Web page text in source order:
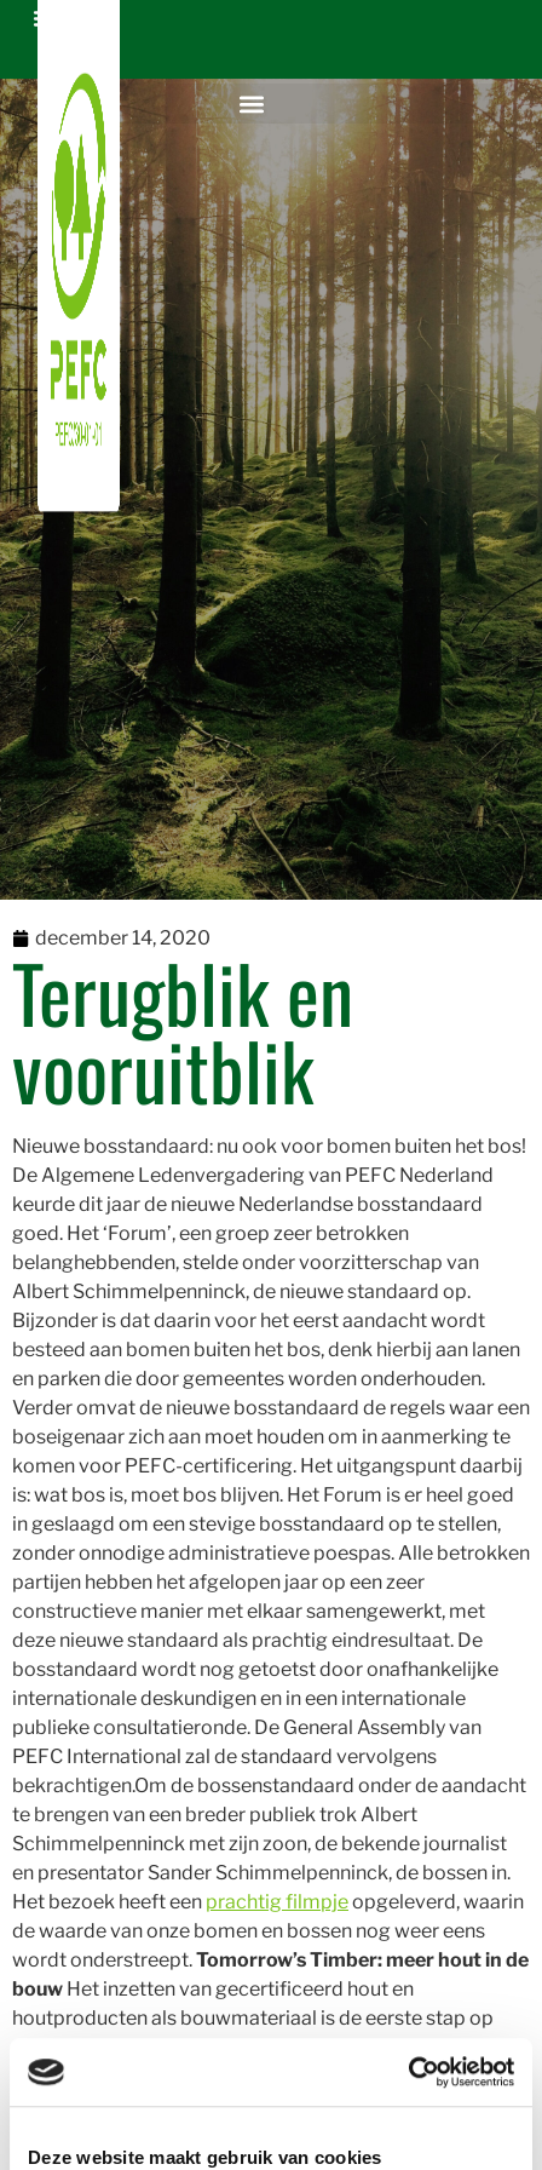
Deze website maakt gebruik van cookies
december 14, 2020
Terugblik en
vooruitblik
Nieuwe bosstandaard: nu ook voor bomen buiten het bos!
De Algemene Ledenvergadering van PEFC Nederland
keurde dit jaar de nieuwe Nederlandse bosstandaard
goed. Het ‘Forum’, een groep zeer betrokken
belanghebbenden, stelde onder voorzitterschap van
Albert Schimmelpenninck, de nieuwe standaard op.
Bijzonder is dat daarin voor het eerst aandacht wordt
besteed aan bomen buiten het bos, denk hierbij aan lanen
en parken die door gemeentes worden onderhouden.
Verder omvat de nieuwe bosstandaard de regels waar een
boseigenaar zich aan moet houden om in aanmerking te
komen voor PEFC-certificering. Het uitgangspunt daarbij
is: wat bos is, moet bos blijven. Het Forum is er heel goed
in geslaagd om een stevige bosstandaard op te stellen,
zonder onnodige administratieve poespas. Alle betrokken
partijen hebben het afgelopen jaar op een zeer
constructieve manier met elkaar samengewerkt, met
deze nieuwe standaard als prachtig eindresultaat. De
bosstandaard wordt nog getoetst door onafhankelijke
internationale deskundigen en in een internationale
publieke consultatieronde. De General Assembly van
PEFC International zal de standaard vervolgens
bekrachtigen.Om de bossenstandaard onder de aandacht
te brengen van een breder publiek trok Albert
Schimmelpenninck met zijn zoon, de bekende journalist
en presentator Sander Schimmelpenninck, de bossen in.
Het bezoek heeft een prachtig filmpjeopgeleverd, waarin
de waarde van onze bomen en bossen nog weer eens
wordt onderstreept.Tomorrow’s Timber: meer hout in de
bouw Het inzetten van gecertificeerd hout en
houtproducten als bouwmateriaal is de eerste stap op
gecertificeerd hout het ideale circulaire bouwmateriaal.
PEFC Nederland werkte daarom samen met uitgever
speciale PEFC-uitgave van het boek Tomorrow’s Timber.